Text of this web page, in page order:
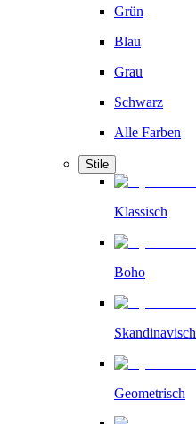
Grün
Blau
Grau
Schwarz
Alle Farben
Stile
Klassisch
Boho
Skandinavisch
Geometrisch